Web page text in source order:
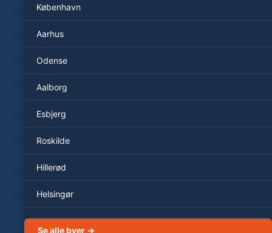
København
Aarhus
Odense
Aalborg
Esbjerg
Roskilde
Hillerød
Helsingør
Se alle byer →